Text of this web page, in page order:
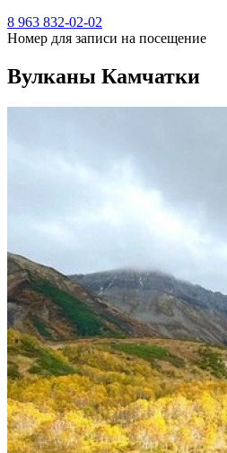
8 963 832-02-02
Номер для записи на посещение
Вулканы Камчатки